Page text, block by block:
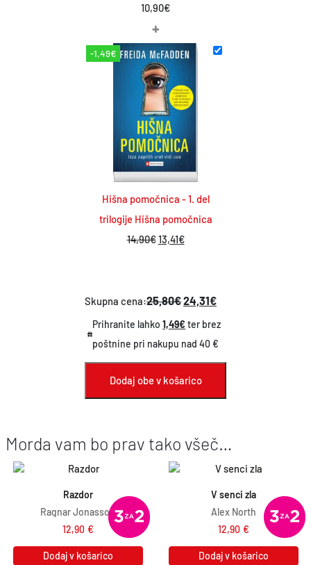
10,90€
+
-1,49€
Hišna pomočnica - 1. del
trilogije Hišna pomočnica
14,90€I
i
n
a
c
e
a
13,41€T
n
u
t
n
a
c
n
Skupna cena:25,80€24,31€
Prihranite lahko1,49€ter brez
poštnine pri nakupu nad 40 €
Dodaj obe v košarico
Morda vam bo prav tako všeč…
Razdor
Ragnar Jonasson
12,90 €
Dodaj v košarico
V senci zla
Alex North
12,90 €
Dodaj v košarico